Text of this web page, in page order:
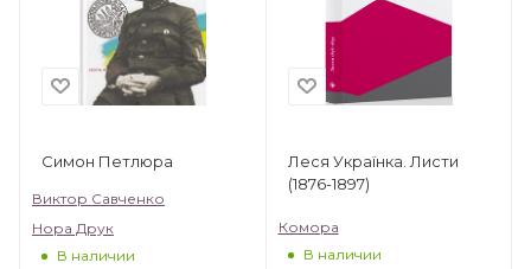
Симон Петлюра
Виктор Савченко
Нора Друк
В наличии
Леся Українка. Листи
(1876-1897)
Комора
В наличии